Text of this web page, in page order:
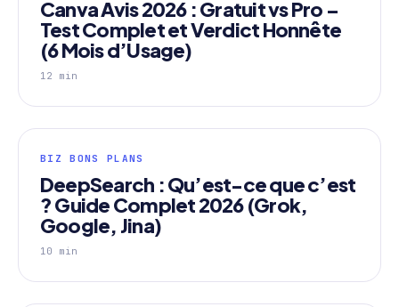
Canva Avis 2026 : Gratuit vs Pro –
Test Complet et Verdict Honnête
(6 Mois d’Usage)
12 min
BIZ BONS PLANS
DeepSearch : Qu’est-ce que c’est
? Guide Complet 2026 (Grok,
Google, Jina)
10 min